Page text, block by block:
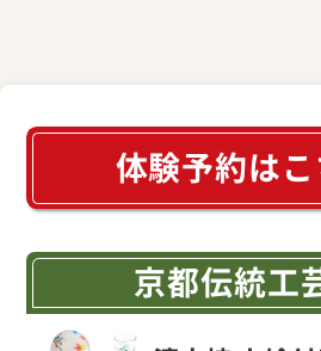
体験予約はこ
京都伝統工